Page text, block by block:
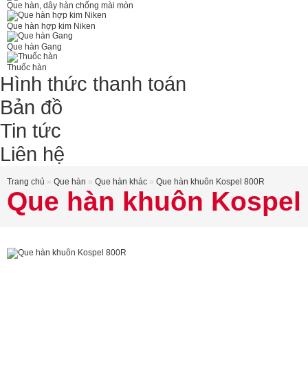
Que hàn, dây hàn chống mài mòn
Que hàn hợp kim Niken
Que hàn Gang
Thuốc hàn
Hình thức thanh toán
Bản đồ
Tin tức
Liên hệ
Trang chủ » Que hàn » Que hàn khác » Que hàn khuôn Kospel 800R
Que hàn khuôn Kospel